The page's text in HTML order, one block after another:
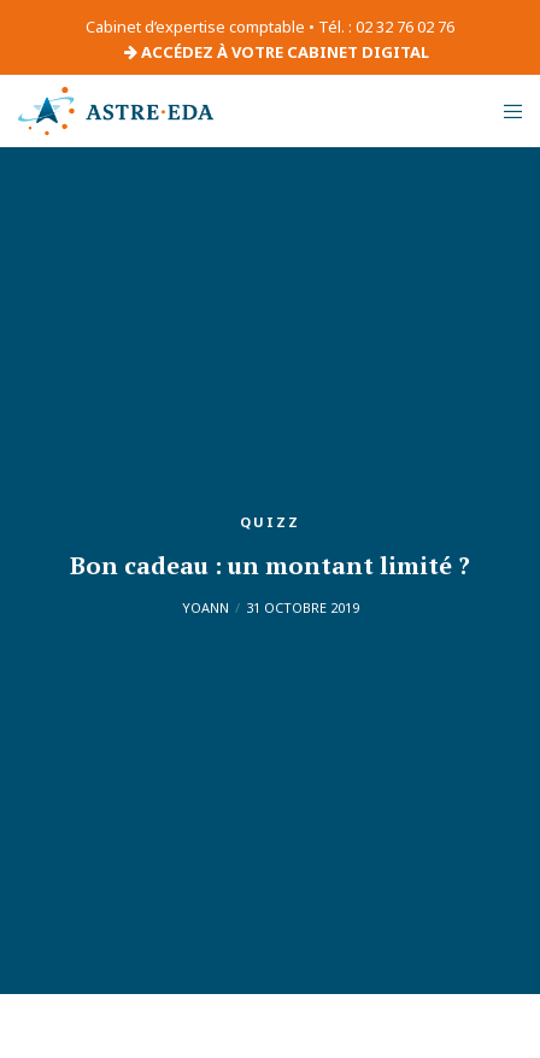
Cabinet d’expertise comptable • Tél. : 02 32 76 02 76
ACCÉDEZ À VOTRE CABINET DIGITAL
QUIZZ
Bon cadeau : un montant limité ?
YOANN 31 OCTOBRE 2019